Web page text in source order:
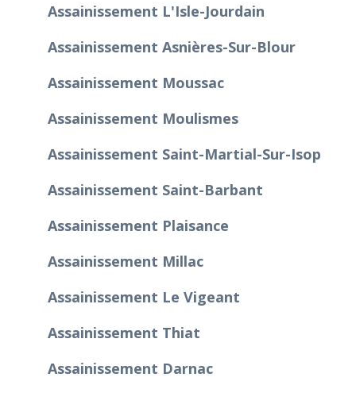
Assainissement L'Isle-Jourdain
Assainissement Asnières-Sur-Blour
Assainissement Moussac
Assainissement Moulismes
Assainissement Saint-Martial-Sur-Isop
Assainissement Saint-Barbant
Assainissement Plaisance
Assainissement Millac
Assainissement Le Vigeant
Assainissement Thiat
Assainissement Darnac